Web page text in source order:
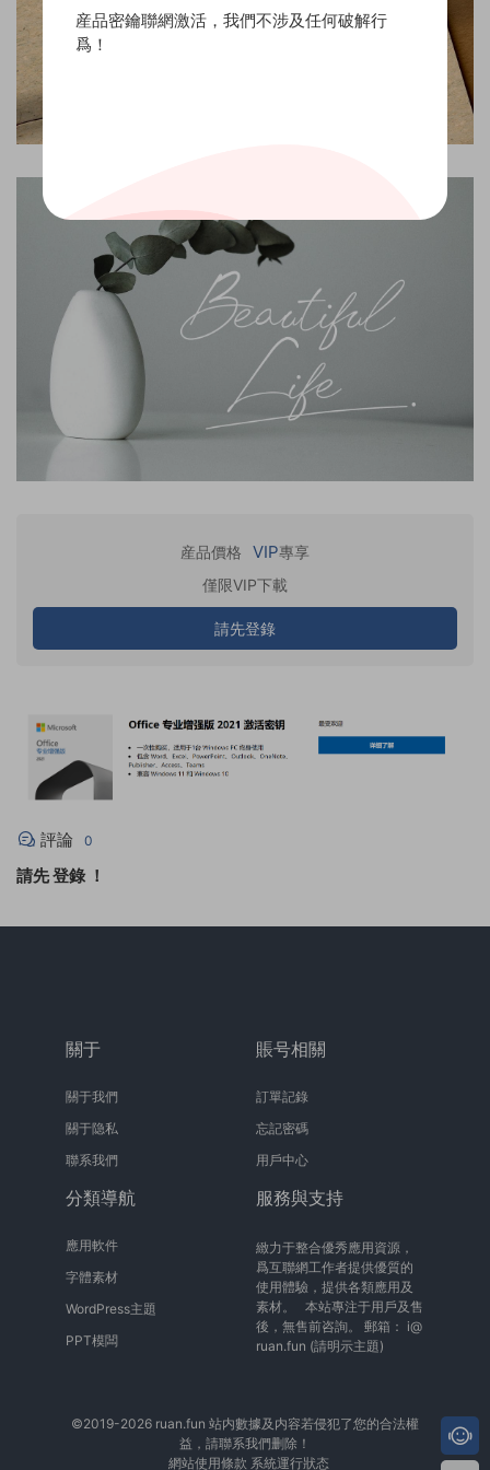
産品價格 VIP專享
僅限VIP下載
請先登錄
評論 0
請先登錄 ！
關于
關于我們
關于隐私
聯系我們
賬号相關
訂單記錄
忘記密碼
用戶中心
分類導航
應用軟件
字體素材
WordPress主題
PPT模闆
服務與支持
緻力于整合優秀應用資源，
爲互聯網工作者提供優質的
使用體驗，提供各類應用及
素材。 本站專注于用戶及售
後，無售前咨詢。 郵箱： i@
ruan.fun (請明示主題)
©2019-2026 ruan.fun 站内數據及内容若侵犯了您的合法權
益，請聯系我們删除！
網站使用條款 系統運行狀态
産品密鑰聯網激活，我們不涉及任何破解行
爲！